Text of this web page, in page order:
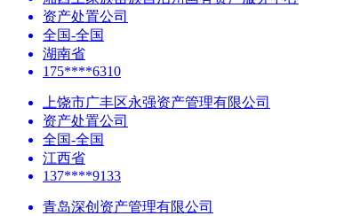
资产处置公司
全国-全国
湖南省
175****6310
上饶市广丰区永强资产管理有限公司
资产处置公司
全国-全国
江西省
137****9133
青岛深创资产管理有限公司